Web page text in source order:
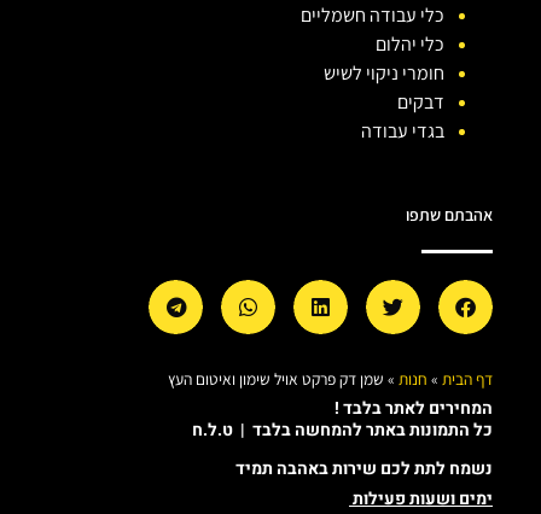
כלי עבודה חשמליים
כלי יהלום
חומרי ניקוי לשיש
דבקים
בגדי עבודה
אהבתם שתפו
דף הבית » חנות » שמן דק פרקט אויל שימון ואיטום העץ
המחירים לאתר בלבד !
כל התמונות באתר להמחשה בלבד | ט.ל.ח
נשמח לתת לכם שירות באהבה תמיד
ימים ושעות פעילות